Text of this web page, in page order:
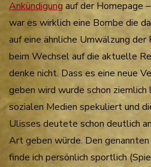
Ankündigung auf der Homepage
war es wirklich eine Bombe die
auf eine ähnliche Umwälzung
beim Wechsel auf die aktuelle
denke nicht. Dass es eine neue
geben wird wurde schon ziemlich
sozialen Medien spekuliert und
Ulisses deutete schon deutlich
Art geben würde. Den
finde ich persönlich sportlich